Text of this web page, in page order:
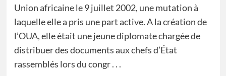
Union africaine le 9 juillet 2002, une mutation à
laquelle elle a pris une part active. A la création de
l’OUA, elle était une jeune diplomate chargée de
distribuer des documents aux chefs d’État
rassemblés lors du congr . . .